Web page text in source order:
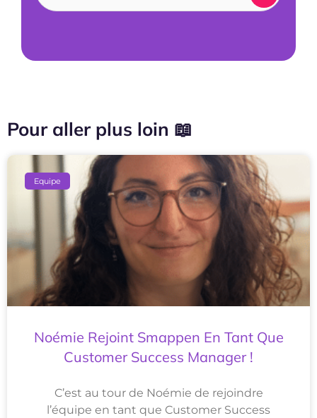
Pour aller plus loin 📖
Equipe
Noémie Rejoint Smappen En Tant Que
Customer Success Manager !
C’est au tour de Noémie de rejoindre
l’équipe en tant que Customer Success